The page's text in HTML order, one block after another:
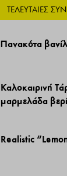
ΤΕΛΕΥΤΑΊΕΣ
Πανακότα
Καλοκαιρινή
μαρμελάδα
Realistic